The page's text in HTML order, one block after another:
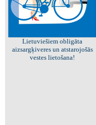
Viss par "Kritisko masu"!
Kolekcionējam saites uz resursiem
internetā!